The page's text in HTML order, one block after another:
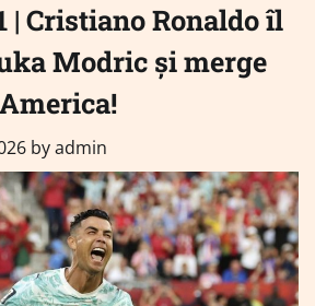
| Cristiano Ronaldo îl
Modric și merge
byadmin